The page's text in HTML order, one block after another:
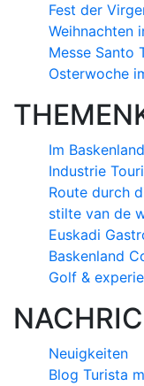
Fest der
Weihnachten
Messe Santo
Osterwoche
Im
Industrie
Route durch
stilte van de
Euskadi
Baskenland
Golf &
Neuigkeiten
Blog Turista